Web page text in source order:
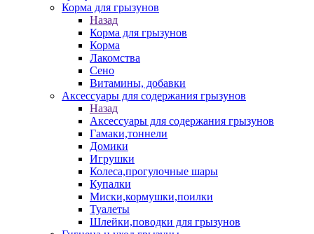
Корма для грызунов
Назад
Корма для грызунов
Корма
Лакомства
Сено
Витамины, добавки
Аксессуары для содержания грызунов
Назад
Аксессуары для содержания грызунов
Гамаки,тоннели
Домики
Игрушки
Колеса,прогулочные шары
Купалки
Миски,кормушки,поилки
Туалеты
Шлейки,поводки для грызунов